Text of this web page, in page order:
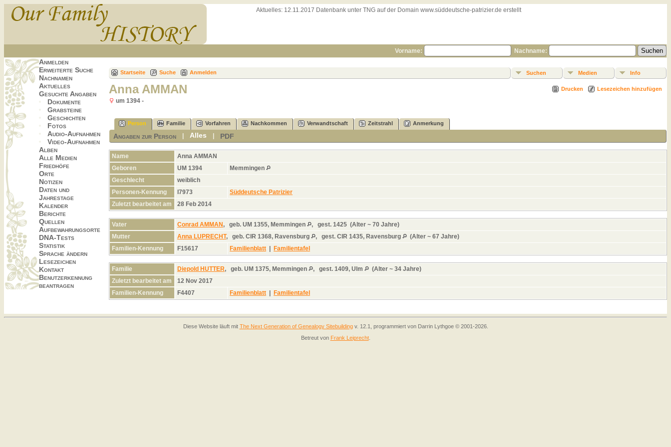
Aktuelles: 12.11.2017 Datenbank unter TNG auf der Domain www.süddeutsche-patrizier.de erstellt
Vorname: Nachname:
Anmelden
Erweiterte Suche
Nachnamen
Aktuelles
Gesuchte Angaben
Dokumente
Grabsteine
Geschichten
Fotos
Audio-Aufnahmen
Video-Aufnahmen
Alben
Alle Medien
Friedhöfe
Orte
Notizen
Daten und
Jahrestage
Kalender
Berichte
Quellen
Aufbewahrungsorte
DNA-Tests
Statistik
Sprache ändern
Lesezeichen
Kontakt
Benutzerkennung
beantragen
Startseite Suche Anmelden Suchen Medien Info
Drucken Lesezeichen hinzufügen
Anna AMMAN
um 1394 -
Person Familie Vorfahren Nachkommen Verwandtschaft Zeitstrahl Anmerkung
Angaben zur Person |Alles PDF
Name Anna AMMAN
Geboren
UM 1394
Memmingen
Geschlecht
weiblich
Personen-Kennung
I7973
Süddeutsche Patrizier
Zuletzt bearbeitet am
28 Feb 2014
Vater Conrad AMMAN, geb. UM 1355, Memmingen , gest. 1425 (Alter ~ 70 Jahre)
Mutter
Anna LUPRECHT, geb. CIR 1368, Ravensburg , gest. CIR 1435, Ravensburg
(Alter ~ 67 Jahre)
Familien-Kennung
F15617 Familienblatt | Familientafel
Familie Diepold HUTTER, geb. UM 1375, Memmingen , gest. 1409, Ulm
(Alter ~ 34 Jahre)
Zuletzt bearbeitet am
12 Nov 2017
Familien-Kennung
F4407 Familienblatt | Familientafel
Diese Website läuft mit The Next Generation of Genealogy Sitebuildingv. 12.1, programmiert von Darrin Lythgoe © 2001-2026.
Betreut von Frank Leiprecht.